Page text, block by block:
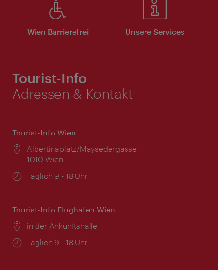
Wien Barrierefrei Unsere Services
Tourist-Info
Adressen & Kontakt
Tourist-Info Wien
Ort:
Albertinaplatz/Maysedergasse
1010 Wien
Öffnungszeiten:
Täglich 9 - 18 Uhr
Tourist-Info Flughafen Wien
Ort:
in der Ankunftshalle
Öffnungszeiten:
Täglich 9 - 18 Uhr